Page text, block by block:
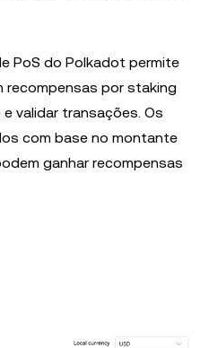
PoS do Polkadot permite
recompensas por staking
validar transações. Os
com base no montante
ganhar recompensas